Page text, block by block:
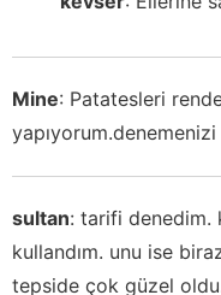
Mine: Patatesleri
sultan: tarifi denedim.
kullandım. unu ise
tepside çok güzel